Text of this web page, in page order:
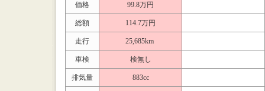
価格 99.8万円
総額 114.7万円
走行 25,685km
車検 検無し
排気量 883cc